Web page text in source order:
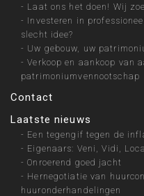
- Laat ons het doen! Wij
- Investeren in
slecht idee?
- Uw gebouw, uw
-Verkoop en aankoop van
patrimoniumvennootschap
Contact
Laatste nieuws
- Een tegengif tegen de
- Eigenaars: Veni, Vidi,
-Onroerend goed jacht
- Hernegotiatie van
huuronderhandelingen